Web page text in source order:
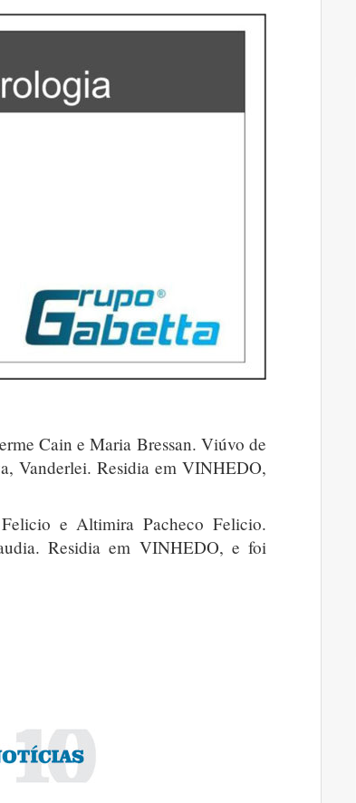
Cain e Maria Bressan. Viúvo de
Vanderlei. Residia em VINHEDO,
e Altimira Pacheco Felicio.
Residia em VINHEDO, e foi